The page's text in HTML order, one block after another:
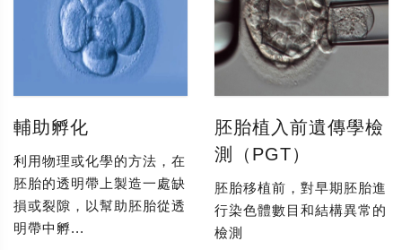
輔助孵化
利用物理或化學的方法，在
胚胎的透明帶上製造一處缺
損或裂隙，以幫助胚胎從透
明帶中孵...
胚胎植入前遺傳學檢
測（PGT）
胚胎移植前，對早期胚胎進
行染色體數目和結構異常的
檢測